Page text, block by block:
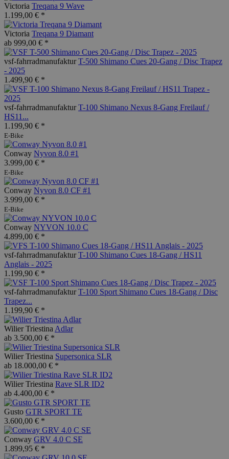
Victoria Treqana 9 Wave
1.199,00 € *
Victoria Treqana 9 Diamant
ab 999,00 € *
vsf-fahrradmanufaktur T-500 Shimano Cues 20-Gang / Disc Trapez
- 2025
1.499,90 € *
vsf-fahrradmanufaktur T-100 Shimano Nexus 8-Gang Freilauf /
HS11...
1.199,90 € *
E-Bike
Conway Nyvon 8.0 #1
3.999,00 € *
E-Bike
Conway Nyvon 8.0 CF #1
3.999,00 € *
E-Bike
Conway NYVON 10.0 C
4.899,00 € *
vsf-fahrradmanufaktur T-100 Shimano Cues 18-Gang / HS11
Anglais - 2025
1.199,90 € *
vsf-fahrradmanufaktur T-100 Sport Shimano Cues 18-Gang / Disc
Trapez...
1.199,90 € *
Wilier Triestina Adlar
ab 3.500,00 € *
Wilier Triestina Supersonica SLR
ab 18.000,00 € *
Wilier Triestina Rave SLR ID2
ab 4.400,00 € *
Gusto GTR SPORT TE
3.600,00 € *
Conway GRV 4.0 C SE
1.899,95 € *